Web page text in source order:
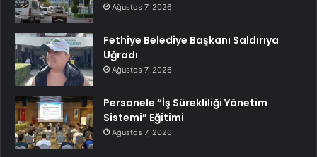
Ağustos 7, 2026
Fethiye Belediye Başkanı Saldırıya
Uğradı
Ağustos 7, 2026
Personele “İş Sürekliliği Yönetim
Sistemi” Eğitimi
Ağustos 7, 2026